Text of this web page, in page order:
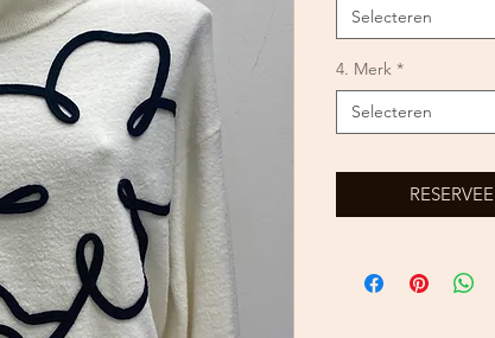
Selecteren
4. Merk *
Selecteren